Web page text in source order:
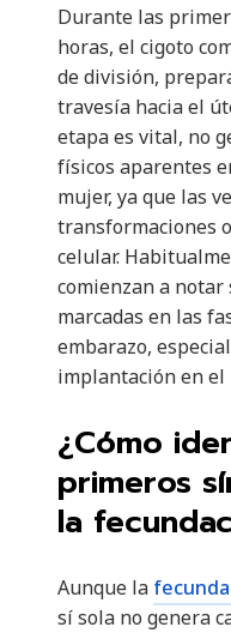
Durante las
horas, el cigoto
de división,
travesía hacia el
etapa es vital, no
físicos aparentes
mujer, ya que las
transformaciones
celular.
comienzan a notar
marcadas en las
embarazo,
implantación en el
¿Cómo
primeros
la
Aunque la
sí sola no genera